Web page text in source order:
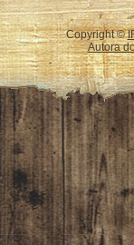
Copyright ©
Autora